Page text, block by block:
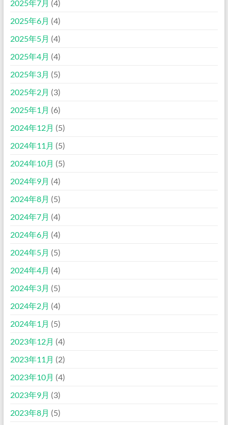
2025年7月 (4)
2025年6月 (4)
2025年5月 (4)
2025年4月 (4)
2025年3月 (5)
2025年2月 (3)
2025年1月 (6)
2024年12月 (5)
2024年11月 (5)
2024年10月 (5)
2024年9月 (4)
2024年8月 (5)
2024年7月 (4)
2024年6月 (4)
2024年5月 (5)
2024年4月 (4)
2024年3月 (5)
2024年2月 (4)
2024年1月 (5)
2023年12月 (4)
2023年11月 (2)
2023年10月 (4)
2023年9月 (3)
2023年8月 (5)